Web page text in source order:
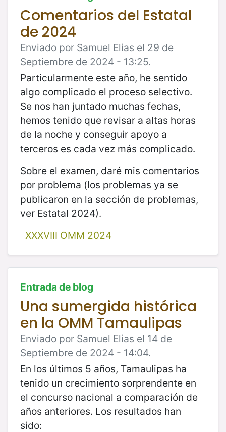
Comentarios del Estatal
de 2024
Enviado por Samuel Elias el 29 de
Septiembre de 2024 - 13:25.
Particularmente este año, he sentido
algo complicado el proceso selectivo.
Se nos han juntado muchas fechas,
hemos tenido que revisar a altas horas
de la noche y conseguir apoyo a
terceros es cada vez más complicado.
Sobre el examen, daré mis comentarios
por problema (los problemas ya se
publicaron en la sección de problemas,
ver Estatal 2024).
XXXVIII OMM 2024
Entrada de blog
Una sumergida histórica
en la OMM Tamaulipas
Enviado por Samuel Elias el 14 de
Septiembre de 2024 - 14:04.
En los últimos 5 años, Tamaulipas ha
tenido un crecimiento sorprendente en
el concurso nacional a comparación de
años anteriores. Los resultados han
sido: